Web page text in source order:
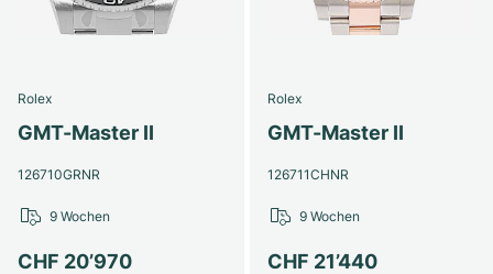
Damenuhren
Damenuhren
Rolex
GMT-Master II
126710GRNR
CHF 20’970
9 Wochen
Rolex
GMT-Master II
126711CHNR
CHF 21’440
9 Wochen